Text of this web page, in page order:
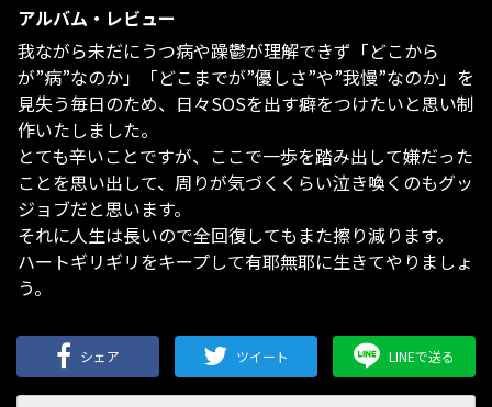
アルバム・レビュー
我ながら未だにうつ病や躁鬱が理解できず「どこから
が”病”なのか」「どこまでが”優しさ”や”我慢”なのか」を
見失う毎日のため、日々SOSを出す癖をつけたいと思い制
作いたしました。
とても辛いことですが、ここで一歩を踏み出して嫌だった
ことを思い出して、周りが気づくくらい泣き喚くのもグッ
ジョブだと思います。
それに人生は長いので全回復してもまた擦り減ります。
ハートギリギリをキープして有耶無耶に生きてやりましょ
う。
シェア ツイート LINEで送る